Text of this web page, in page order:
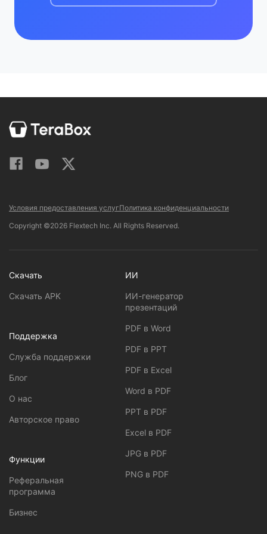
Условия предоставления услугПолитика конфиденциальности
Copyright ©2026 Flextech Inc. All Rights Reserved.
Скачать
Скачать APK
Поддержка
Служба поддержки
Блог
О нас
Авторское право
Функции
Реферальная
программа
Бизнес
ИИ
ИИ-генератор
презентаций
PDF в Word
PDF в PPT
PDF в Excel
Word в PDF
PPT в PDF
Excel в PDF
JPG в PDF
PNG в PDF